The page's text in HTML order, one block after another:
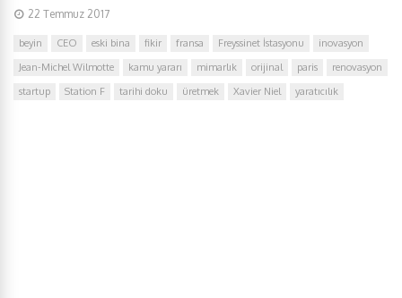
22 Temmuz 2017
beyin CEO eski bina fikir fransa Freyssinet İstasyonu
inovasyon
Jean-Michel Wilmotte
kamu yararı mimarlık orijinal paris
renovasyon
startup
Station F tarihi doku üretmek Xavier Niel yaratıcılık